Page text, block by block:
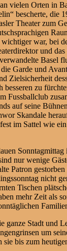
vie­len Or­ten in
be­scher­te, die
Thea­ter zum
war, bei
und
Ba­sel
Gar­de und
Ziel­si­cher­heit
bes­se­ren zu
Fuss­ball­club
auf sei­ne
Skan­da­le
im Sat­tel wie
nur we­ni­ge
Pa­tron
nicht
Ti­schen
mehr Zeit als
gan­ze Stadt und
um
bis zum